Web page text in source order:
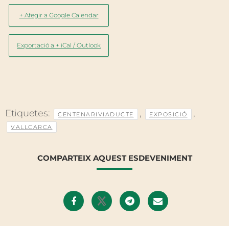
+ Afegir a Google Calendar
Exportació a + iCal / Outlook
Etiquetes: CENTENARIVIADUCTE , EXPOSICIÓ ,
VALLCARCA
COMPARTEIX AQUEST ESDEVENIMENT